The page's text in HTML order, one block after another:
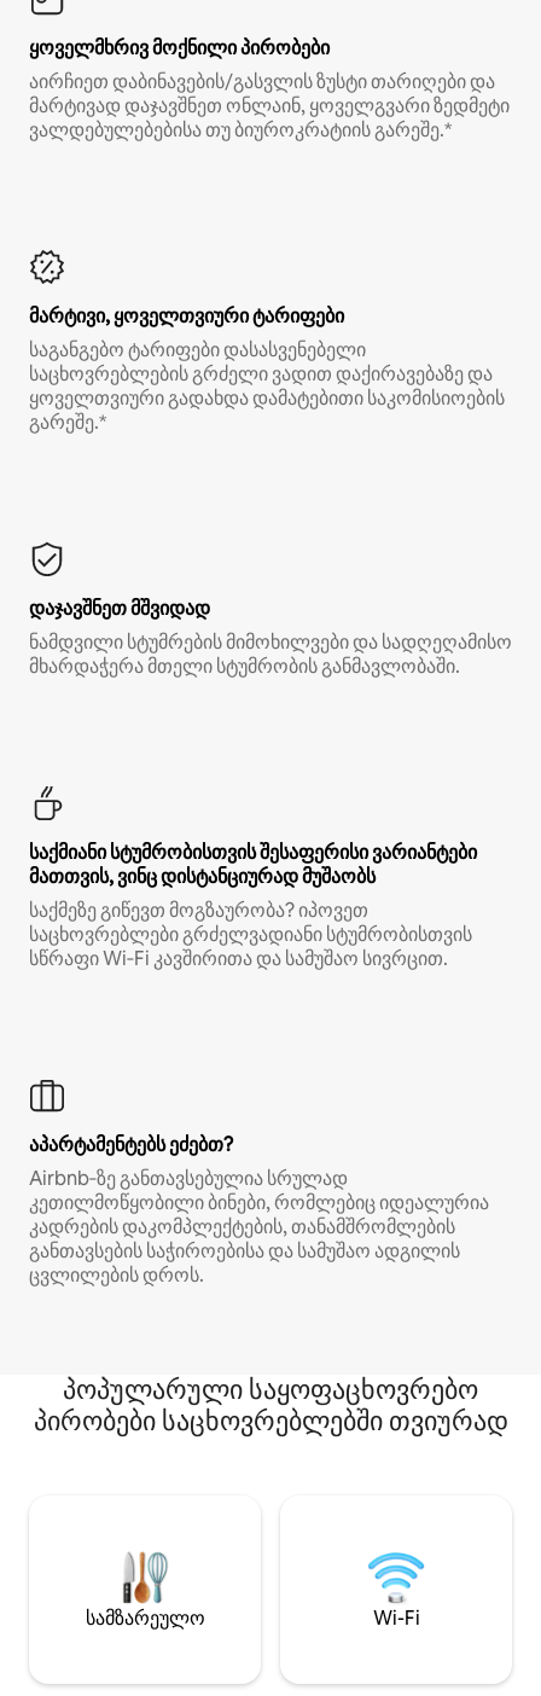
ყოველმხრივ მოქნილი პირობები
აირჩიეთ დაბინავების/გასვლის ზუსტი თარიღები და
მარტივად დაჯავშნეთ ონლაინ, ყოველგვარი ზედმეტი
ვალდებულებებისა თუ ბიუროკრატიის გარეშე.*
მარტივი, ყოველთვიური ტარიფები
საგანგებო ტარიფები დასასვენებელი
საცხოვრებლების გრძელი ვადით დაქირავებაზე და
ყოველთვიური გადახდა დამატებითი საკომისიოების
გარეშე.*
დაჯავშნეთ მშვიდად
ნამდვილი სტუმრების მიმოხილვები და სადღეღამისო
მხარდაჭერა მთელი სტუმრობის განმავლობაში.
საქმიანი სტუმრობისთვის შესაფერისი ვარიანტები
მათთვის, ვინც დისტანციურად მუშაობს
საქმეზე გიწევთ მოგზაურობა? იპოვეთ
საცხოვრებლები გრძელვადიანი სტუმრობისთვის
სწრაფი Wi‑Fi კავშირითა და სამუშაო სივრცით.
აპარტამენტებს ეძებთ?
Airbnb‑ზე განთავსებულია სრულად
კეთილმოწყობილი ბინები, რომლებიც იდეალურია
კადრების დაკომპლექტების, თანამშრომლების
განთავსების საჭიროებისა და სამუშაო ადგილის
ცვლილების დროს.
პოპულარული საყოფაცხოვრებო
პირობები საცხოვრებლებში თვიურად
სამზარეულო Wi-Fi